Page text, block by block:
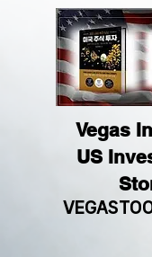
Vegas
US